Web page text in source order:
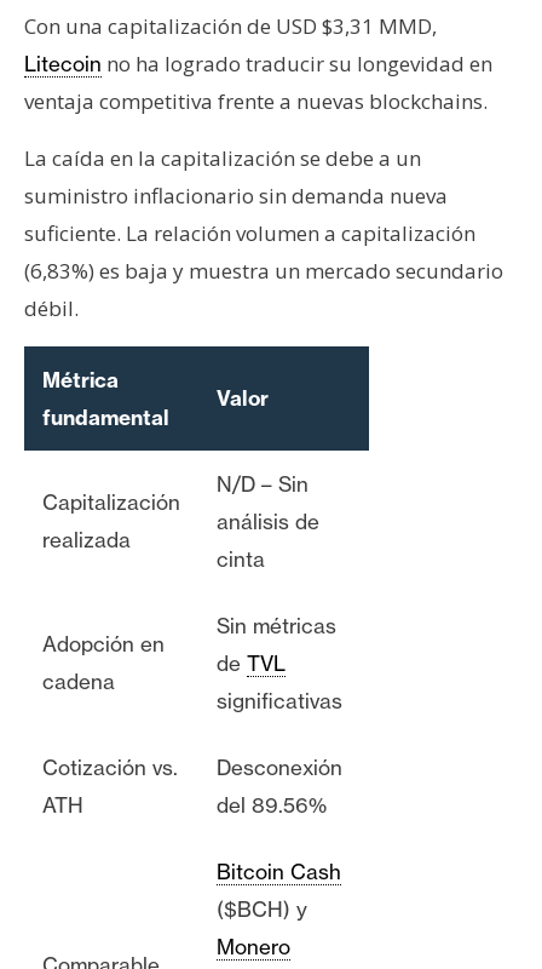
Con una capitalización de USD $3,31 MMD,
Litecoin no ha logrado traducir su longevidad en
ventaja competitiva frente a nuevas blockchains.
La caída en la capitalización se debe a un
suministro inflacionario sin demanda nueva
suficiente. La relación volumen a capitalización
(6,83%) es baja y muestra un mercado secundario
débil.
Métrica
fundamental
Valor
Capitalización
realizada
N/D – Sin
análisis de
cinta
Adopción en
cadena
Sin métricas
de TVL
significativas
Cotización vs.
ATH
Desconexión
del 89.56%
Bitcoin Cash
($BCH) y
Monero